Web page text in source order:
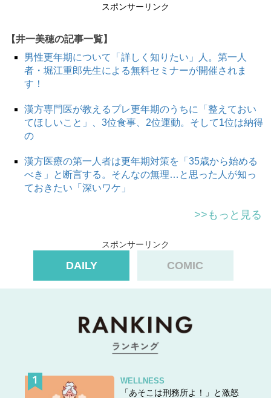
スポンサーリンク
【井一美穂の記事一覧】
男性更年期について「詳しく知りたい」人。第一人
者・堀江重郎先生による無料セミナーが開催されま
す！
漢方専門医が教えるプレ更年期のうちに「整えておい
てほしいこと」、3位食事、2位運動。そして1位は納得
の
漢方医療の第一人者は更年期対策を「35歳から始める
べき」と断言する。そんなの無理…と思った人が知っ
ておきたい「深いワケ」
>>もっと見る
スポンサーリンク
DAILY COMIC
WELLNESS
「あそこは刑務所よ！」と激怒